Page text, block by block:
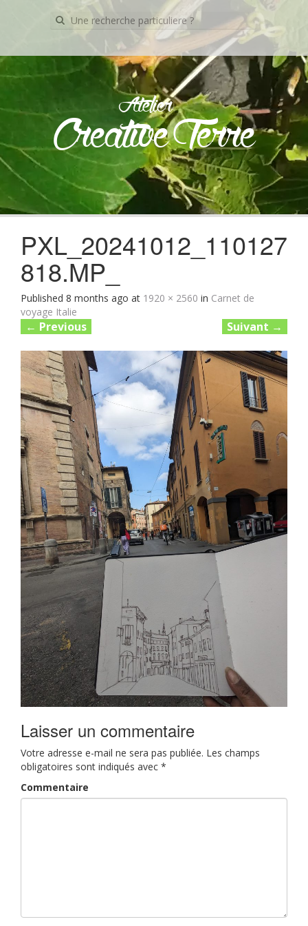
Recherche
pour:
Atelier
Creative Terre
Skip
to
PXL_20241012_110127
818.MP_
Published 8 months ago at 1920 × 2560 in Carnet de
voyage Italie
← Previous Suivant →
Laisser un commentaire
Votre adresse e-mail ne sera pas publiée. Les champs
obligatoires sont indiqués avec *
Commentaire